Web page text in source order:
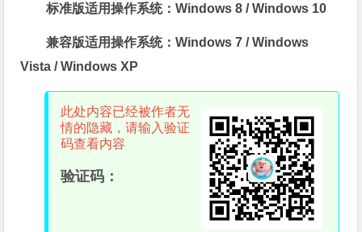
标准版适用操作系统：Windows 8 / Windows 10
兼容版适用操作系统：Windows 7 / Windows
Vista / Windows XP
此处内容已经被作者无
情的隐藏，请输入验证
码查看内容
验证码：